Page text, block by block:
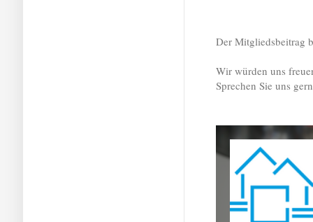
Der Mitgliedsbeitrag
Wir würden uns
Sprechen Sie uns